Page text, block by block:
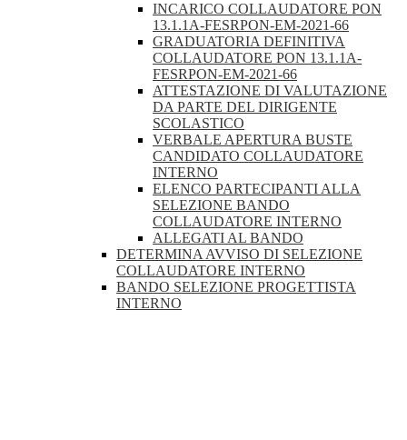
INCARICO COLLAUDATORE PON
13.1.1A-FESRPON-EM-2021-66
GRADUATORIA DEFINITIVA
COLLAUDATORE PON 13.1.1A-
FESRPON-EM-2021-66
ATTESTAZIONE DI VALUTAZIONE
DA PARTE DEL DIRIGENTE
SCOLASTICO
VERBALE APERTURA BUSTE
CANDIDATO COLLAUDATORE
INTERNO
ELENCO PARTECIPANTI ALLA
SELEZIONE BANDO
COLLAUDATORE INTERNO
ALLEGATI AL BANDO
DETERMINA AVVISO DI SELEZIONE
COLLAUDATORE INTERNO
BANDO SELEZIONE PROGETTISTA
INTERNO